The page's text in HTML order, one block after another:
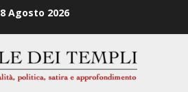
8 Agosto 2026